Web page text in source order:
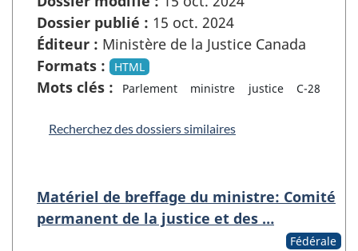
Dossier publié : 15 oct. 2024
Éditeur : Ministère de la Justice Canada
Formats :
HTML
Mots clés : Parlement ministre justice C-28
Recherchez des dossiers similaires
Matériel de breffage du ministre: Comité
permanent de la justice et des …
Fédérale